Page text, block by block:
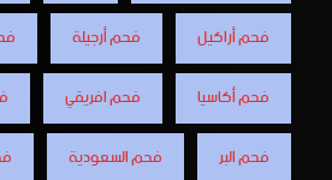
فحم أراكيل
فحم أرجيلة
فحم أكاسيا
فحم افريقي
فحم البر
فحم السعودية